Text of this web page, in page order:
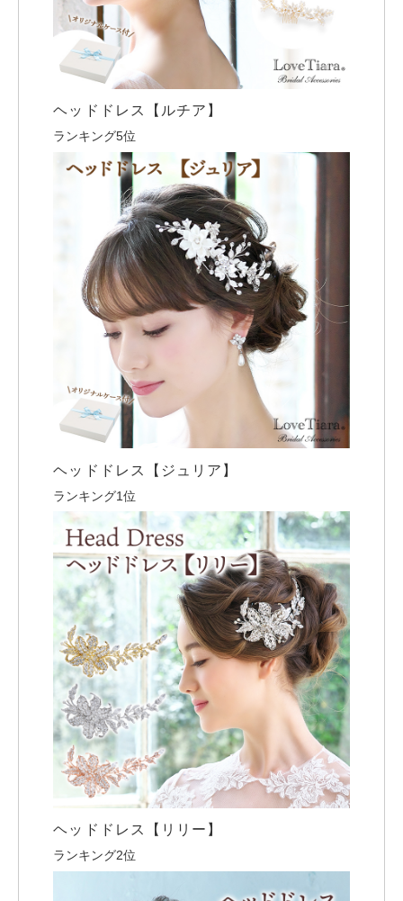
ヘッドドレス【ルチア】
ランキング5位
ヘッドドレス【ジュリア】
ランキング1位
ヘッドドレス【リリー】
ランキング2位